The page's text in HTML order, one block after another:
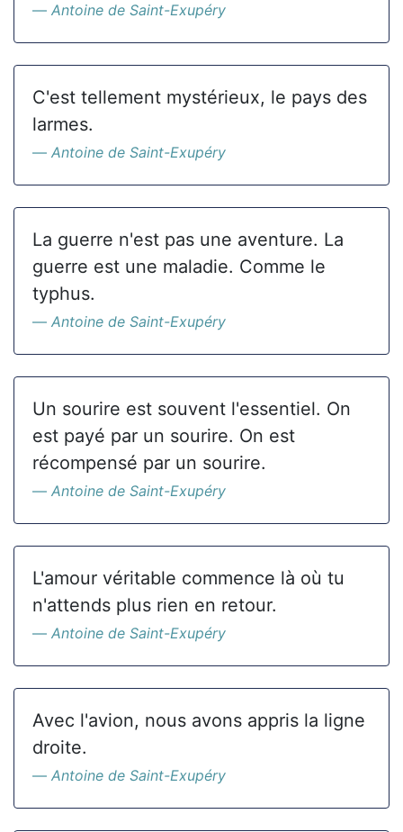
Antoine de Saint-Exupéry
C'est tellement mystérieux, le pays des
larmes.
Antoine de Saint-Exupéry
La guerre n'est pas une aventure. La
guerre est une maladie. Comme le
typhus.
Antoine de Saint-Exupéry
Un sourire est souvent l'essentiel. On
est payé par un sourire. On est
récompensé par un sourire.
Antoine de Saint-Exupéry
L'amour véritable commence là où tu
n'attends plus rien en retour.
Antoine de Saint-Exupéry
Avec l'avion, nous avons appris la ligne
droite.
Antoine de Saint-Exupéry